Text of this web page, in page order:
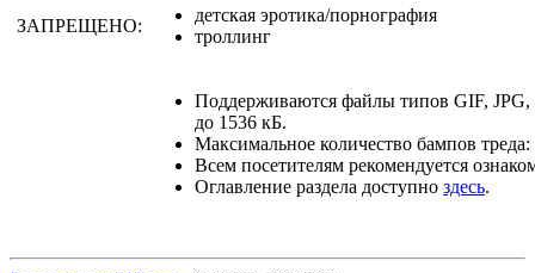
ЗАПРЕЩЕНО:
детская эротика/порнография
троллинг
Поддерживаются файлы типов GIF, JPG,
до 1536 кБ.
Максимальное количество бампов треда:
Всем посетителям рекомендуется
Оглавление раздела доступно здесь.